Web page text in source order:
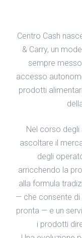
Centro Cash
& Carry, un
sempre
accesso
prodotti
Nel corso degli
ascoltare il
degli
arricchendo la
alla formula
— che consente di
pronta — e un
i prodotti